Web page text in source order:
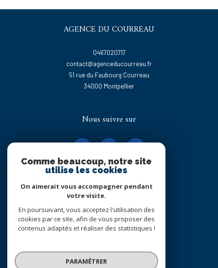
AGENCE DU COURREAU
0467020717
contact@agenceducourreau.fr
51 rue du Faubourg Courreau
34000
montpellier
Nous suivre sur
Adhérents
Comme beaucoup, notre site
utilise les cookies
On aimerait vous accompagner pendant
votre visite.
En poursuivant, vous acceptez l'utilisation des
cookies par ce site, afin de vous proposer des
contenus adaptés et réaliser des statistiques !
PARAMÉTRER